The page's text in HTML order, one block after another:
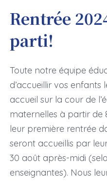
Rentrée
parti!
Toute notre équipe
d’accueillir vos enfants
accueil sur la cour de
maternelles à partir de
leur première rentrée
seront accueillis par
30 août après-midi
enseignantes). Nous